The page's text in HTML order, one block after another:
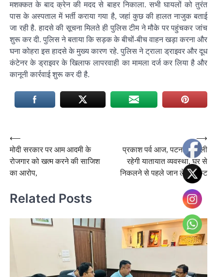
मशक्कत के बाद क्रेन की मदद से बाहर निकाला. सभी घायलों को तुरंत
पास के अस्पताल में भर्ती कराया गया है, जहां कुछ की हालत नाजुक बताई
जा रही है. हादसे की सूचना मिलते ही पुलिस टीम ने मौके पर पहुंचकर जांच
शुरू कर दी. पुलिस ने बताया कि सड़क के बीचों-बीच वाहन खड़ा करना और
घना कोहरा इस हादसे के मुख्य कारण रहे. पुलिस ने ट्राला ड्राइवर और दूध
कंटेनर के ड्राइवर के खिलाफ लापरवाही का मामला दर्ज कर लिया है और
कानूनी कार्रवाई शुरू कर दी है.
Post
navigation
⟵
मोदी सरकार पर आम आदमी के
रोजगार को खत्म करने की साजिश
का आरोप,
प्रकाश पर्व आज, पटना में बदली
रहेगी यातायात व्यवस्था, घर से
निकलने से पहले जान लें पूरा रुट
⟶
Related Posts